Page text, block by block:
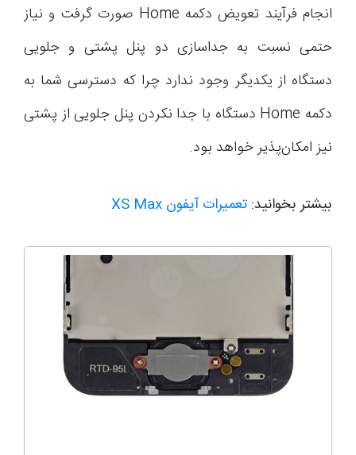
انجام فرآیند تعویض دکمه Home صورت گرفت و نیاز
حتمی نسبت به جداسازی دو پنل پشتی و جلویی
دستگاه از یکدیگر وجود ندارد چرا که دسترسی شما به
دکمه Home دستگاه با جدا نکردن پنل جلویی از پشتی
نیز امکان‌پذیر خواهد بود.
بیشتر بخوانید: تعمیرات آیفون XS Max